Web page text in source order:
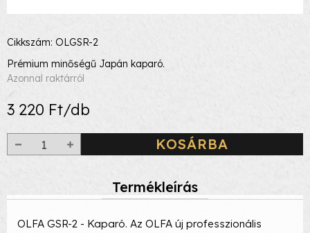
Cikkszám: OLGSR-2
Prémium minőségű Japán kaparó.
Azonnal raktárról
3 220 Ft/db
KOSÁRBA
Termékleírás
OLFA GSR-2 - Kaparó. Az OLFA új professzionális